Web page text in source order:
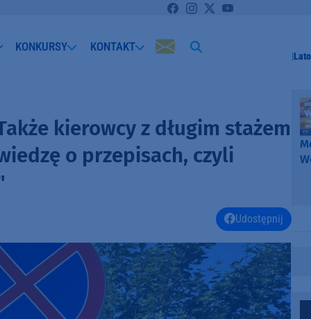
KONKURSY KONTAKT
kierowcy z długim stażem
o przepisach, czyli
Udostępnij